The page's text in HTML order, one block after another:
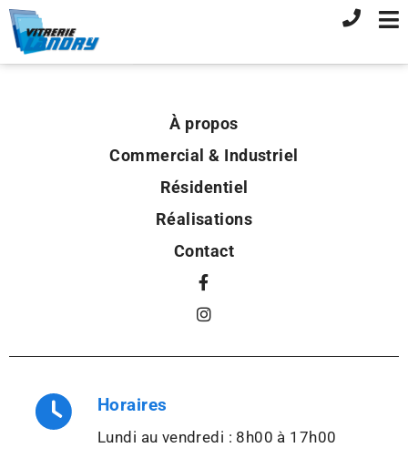
À propos
Commercial & Industriel
Résidentiel
Réalisations
Contact
Horaires
Lundi au vendredi : 8h00 à 17h00